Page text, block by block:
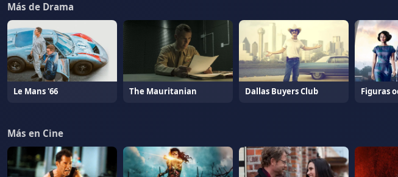
Más de Drama
Le Mans '66 The Mauritanian Dallas Buyers Club Figuras
Más en Cine